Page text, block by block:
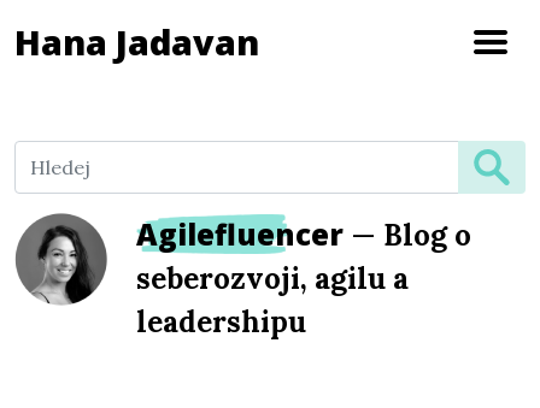
Hana Jadavan
Agilefluencer — Blog o
seberozvoji, agilu a
leadershipu